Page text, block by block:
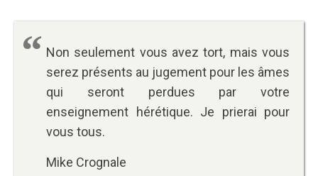
Non seulement vous avez tort, mais vous
serez présents au jugement pour les âmes
qui seront perdues par votre
enseignement hérétique. Je prierai pour
vous tous.
Mike Crognale